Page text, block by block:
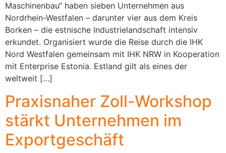
Maschinenbau“ haben sieben Unternehmen aus
Nordrhein-Westfalen – darunter vier aus dem Kreis
Borken – die estnische Industrielandschaft intensiv
erkundet. Organisiert wurde die Reise durch die IHK
Nord Westfalen gemeinsam mit IHK NRW in Kooperation
mit Enterprise Estonia. Estland gilt als eines der
weltweit […]
Praxisnaher Zoll-Workshop
stärkt Unternehmen im
Exportgeschäft